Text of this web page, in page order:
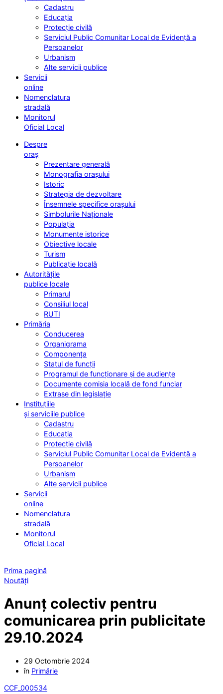
Cadastru
Educația
Protecție civilă
Serviciul Public Comunitar Local de Evidență a
Persoanelor
Urbanism
Alte servicii publice
Servicii
online
Nomenclatura
stradală
Monitorul
Oficial Local
Despre
oraș
Prezentare generală
Monografia orașului
Istoric
Strategia de dezvoltare
Însemnele specifice orașului
Simbolurile Naționale
Populația
Monumente istorice
Obiective locale
Turism
Publicație locală
Autoritățile
publice locale
Primarul
Consiliul local
RUTI
Primăria
Conducerea
Organigrama
Componența
Statul de funcții
Programul de funcționare și de audiențe
Documente comisia locală de fond funciar
Extrase din legislație
Instituțiile
și serviciile publice
Cadastru
Educația
Protecție civilă
Serviciul Public Comunitar Local de Evidență a
Persoanelor
Urbanism
Alte servicii publice
Servicii
online
Nomenclatura
stradală
Monitorul
Oficial Local
Prima pagină
Noutăți
Anunț colectiv pentru
comunicarea prin publicitate
29.10.2024
29 Octombrie 2024
în Primărie
CCF_000534